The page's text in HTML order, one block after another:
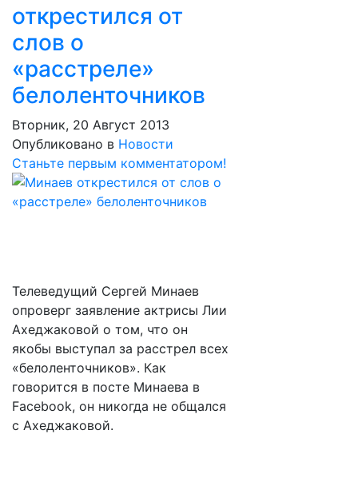
открестился от
слов о
«расстреле»
белоленточников
Вторник, 20 Август 2013
Опубликовано в Новости
Станьте первым комментатором!
Телеведущий Сергей Минаев
опроверг заявление актрисы Лии
Ахеджаковой о том, что он
якобы выступал за расстрел всех
«белоленточников». Как
говорится в посте Минаева в
Facebook, он никогда не общался
с Ахеджаковой.